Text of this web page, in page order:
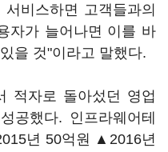
비스하면 고객들과의
자가 늘어나면 이를 바
을 것"이라고 말했다.
적자로 돌아섰던 영업
공했다. 인프라웨어테
년 50억원 ▲2016년